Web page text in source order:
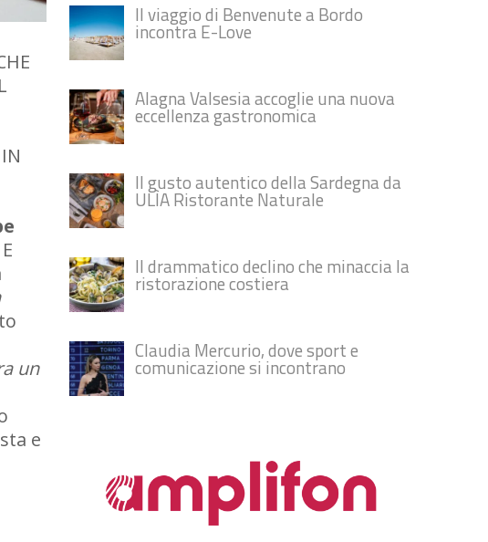
un
e
Il viaggio di Benvenute a Bordo
incontra E-Love
Alagna Valsesia accoglie una nuova
eccellenza gastronomica
Il gusto autentico della Sardegna da
ULÌA Ristorante Naturale
Il drammatico declino che minaccia la
ristorazione costiera
Claudia Mercurio, dove sport e
comunicazione si incontrano